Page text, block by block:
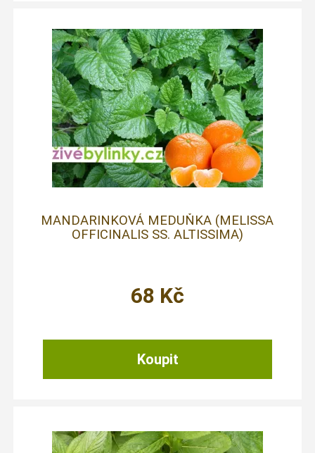
MANDARINKOVÁ MEDUŇKA (MELISSA
OFFICINALIS SS. ALTISSIMA)
68 Kč